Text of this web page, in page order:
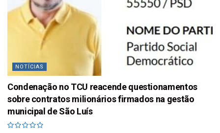
NOTÍCIAS
Condenação no TCU reacende questionamentos
sobre contratos milionários firmados na gestão
municipal de São Luís